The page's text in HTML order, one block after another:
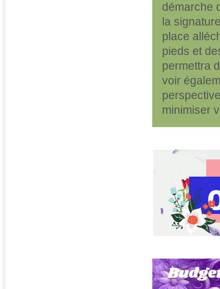
démarche
la
place
pieds et
permettra
voir
minimiser